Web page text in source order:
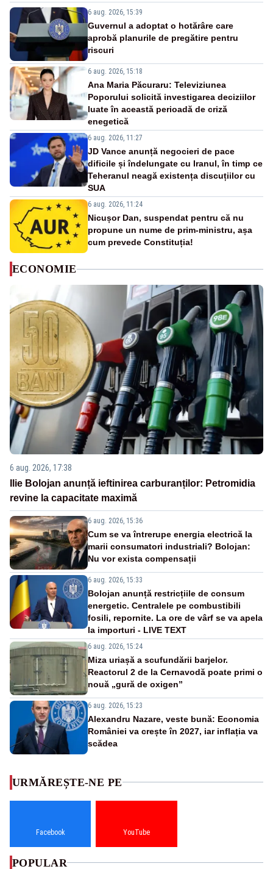
6 aug. 2026, 15:39
Guvernul a adoptat o hotărâre care
aprobă planurile de pregătire pentru
riscuri
6 aug. 2026, 15:18
Ana Maria Păcuraru: Televiziunea
Poporului solicită investigarea deciziilor
luate în această perioadă de criză
enegetică
6 aug. 2026, 11:27
JD Vance anunță negocieri de pace
dificile și îndelungate cu Iranul, în timp ce
Teheranul neagă existența discuțiilor cu
SUA
6 aug. 2026, 11:24
Nicușor Dan, suspendat pentru că nu
propune un nume de prim-ministru, așa
cum prevede Constituția!
ECONOMIE
6 aug. 2026, 17:38
Ilie Bolojan anunță ieftinirea carburanților: Petromidia
revine la capacitate maximă
6 aug. 2026, 15:36
Cum se va întrerupe energia electrică la
marii consumatori industriali? Bolojan:
Nu vor exista compensații
6 aug. 2026, 15:33
Bolojan anunță restricțiile de consum
energetic. Centralele pe combustibili
fosili, repornite. La ore de vârf se va apela
la importuri - LIVE TEXT
6 aug. 2026, 15:24
Miza uriașă a scufundării barjelor.
Reactorul 2 de la Cernavodă poate primi o
nouă „gură de oxigen”
6 aug. 2026, 15:23
Alexandru Nazare, veste bună: Economia
României va crește în 2027, iar inflația va
scădea
URMĂREȘTE-NE PE
Facebook YouTube
POPULAR